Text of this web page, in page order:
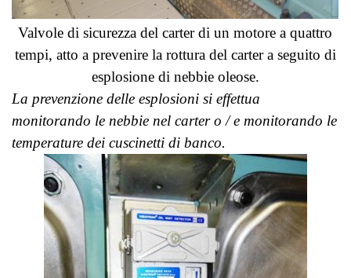
Valvole di sicurezza del carter di un motore a quattro
tempi, atto a prevenire la rottura del carter a seguito di
esplosione di nebbie oleose.
La prevenzione delle esplosioni si effettua
monitorando le nebbie nel carter o / e monitorando le
temperature dei cuscinetti di banco.